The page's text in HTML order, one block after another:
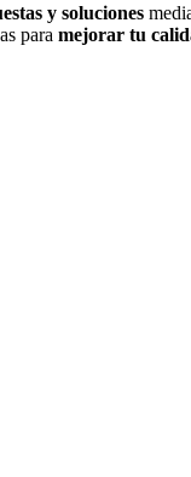
y soluciones
para mejorar tu